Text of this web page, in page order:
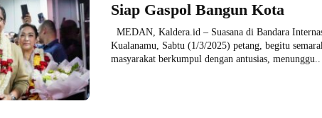
Siap Gaspol Bangun Kota
MEDAN, Kaldera.id – Suasana di Bandara
Kualanamu, Sabtu (1/3/2025) petang, begitu
masyarakat berkumpul dengan antusias, menunggu..